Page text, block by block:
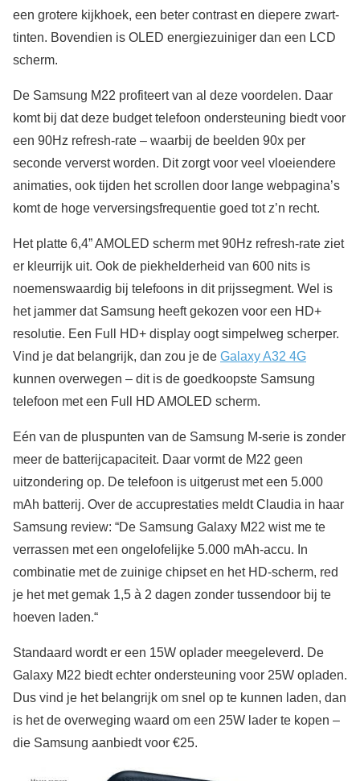
een grotere kijkhoek, een beter contrast en diepere zwart-
tinten. Bovendien is OLED energiezuiniger dan een LCD
scherm.
De Samsung M22 profiteert van al deze voordelen. Daar
komt bij dat deze budget telefoon ondersteuning biedt voor
een 90Hz refresh-rate – waarbij de beelden 90x per
seconde ververst worden. Dit zorgt voor veel vloeiendere
animaties, ook tijden het scrollen door lange webpagina’s
komt de hoge verversingsfrequentie goed tot z’n recht.
Het platte 6,4” AMOLED scherm met 90Hz refresh-rate ziet
er kleurrijk uit. Ook de piekhelderheid van 600 nits is
noemenswaardig bij telefoons in dit prijssegment. Wel is
het jammer dat Samsung heeft gekozen voor een HD+
resolutie. Een Full HD+ display oogt simpelweg scherper.
Vind je dat belangrijk, dan zou je de Galaxy A32 4G
kunnen overwegen – dit is de goedkoopste Samsung
telefoon met een Full HD AMOLED scherm.
Eén van de pluspunten van de Samsung M-serie is zonder
meer de batterijcapaciteit. Daar vormt de M22 geen
uitzondering op. De telefoon is uitgerust met een 5.000
mAh batterij. Over de accuprestaties meldt Claudia in haar
Samsung review: “De Samsung Galaxy M22 wist me te
verrassen met een ongelofelijke 5.000 mAh-accu. In
combinatie met de zuinige chipset en het HD-scherm, red
je het met gemak 1,5 à 2 dagen zonder tussendoor bij te
hoeven laden.“
Standaard wordt er een 15W oplader meegeleverd. De
Galaxy M22 biedt echter ondersteuning voor 25W opladen.
Dus vind je het belangrijk om snel op te kunnen laden, dan
is het de overweging waard om een 25W lader te kopen –
die Samsung aanbiedt voor €25.